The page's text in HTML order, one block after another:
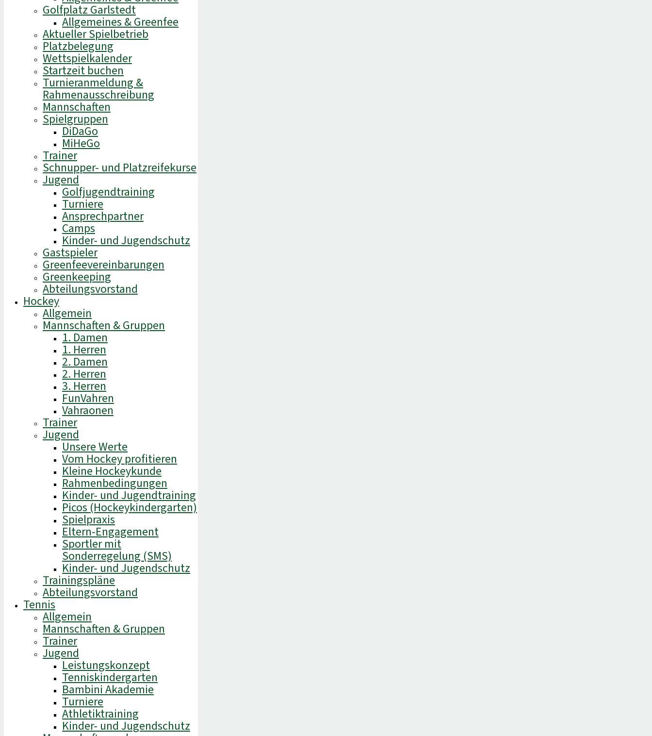
Golfplatz Garlstedt
Allgemeines & Greenfee
Aktueller Spielbetrieb
Platzbelegung
Wettspielkalender
Startzeit buchen
Turnieranmeldung &
Rahmenausschreibung
Mannschaften
Spielgruppen
DiDaGo
MiHeGo
Trainer
Schnupper- und Platzreifekurse
Jugend
Golfjugendtraining
Turniere
Ansprechpartner
Camps
Kinder- und Jugendschutz
Gastspieler
Greenfeevereinbarungen
Greenkeeping
Abteilungsvorstand
Hockey
Allgemein
Mannschaften & Gruppen
1. Damen
1. Herren
2. Damen
2. Herren
3. Herren
FunVahren​
Vahraonen
Trainer
Jugend
Unsere Werte
Vom Hockey profitieren
Kleine Hockeykunde
Rahmenbedingungen
Kinder- und Jugendtraining
Picos (Hockeykindergarten)
Spielpraxis
Eltern-Engagement
Sportler mit
Sonderregelung (SMS)
Kinder- und Jugendschutz
Trainingspläne
Abteilungsvorstand
Tennis
Allgemein
Mannschaften & Gruppen
Trainer
Jugend
Leistungskonzept
Tenniskindergarten
Bambini Akademie
Turniere
Athletiktraining
Kinder- und Jugendschutz